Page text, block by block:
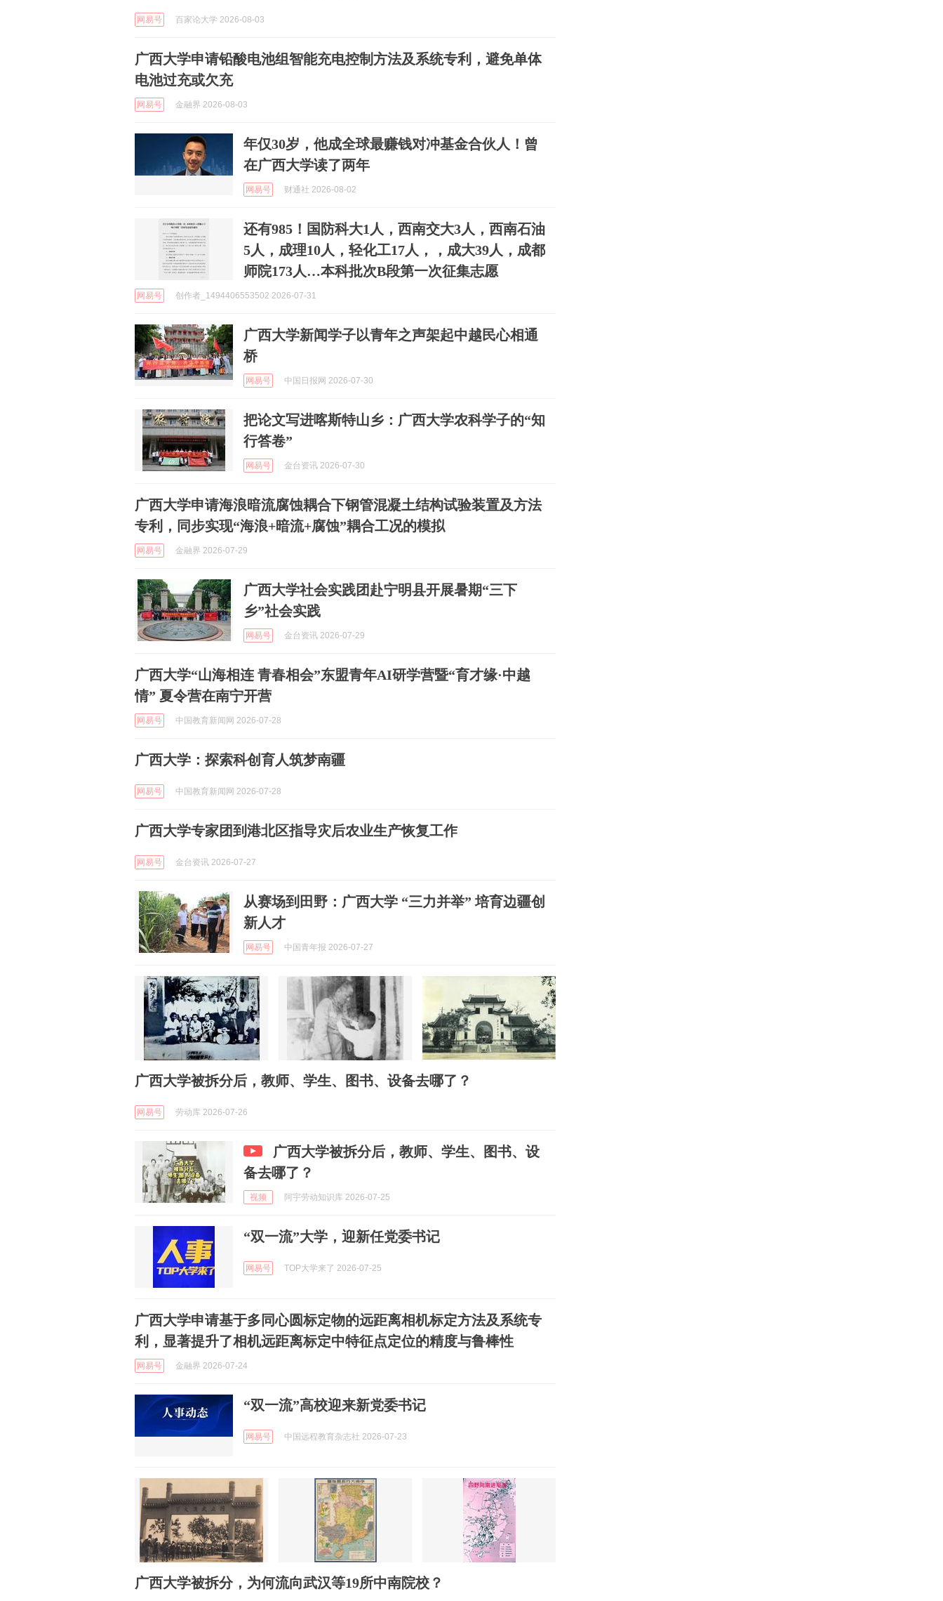
网易号 百家论大学 2026-08-03
广西大学申请铅酸电池组智能充电控制方法及系统专利，避免单体
电池过充或欠充
网易号 金融界 2026-08-03
年仅30岁，他成全球最赚钱对冲基金合伙人！曾
在广西大学读了两年
网易号 财通社 2026-08-02
还有985！国防科大1人，西南交大3人，西南石油
5人，成理10人，轻化工17人，，成大39人，成都
师院173人…本科批次B段第一次征集志愿
网易号 创作者_1494406553502 2026-07-31
广西大学新闻学子以青年之声架起中越民心相通
桥
网易号 中国日报网 2026-07-30
把论文写进喀斯特山乡：广西大学农科学子的“知
行答卷”
网易号 金台资讯 2026-07-30
广西大学申请海浪暗流腐蚀耦合下钢管混凝土结构试验装置及方法
专利，同步实现“海浪+暗流+腐蚀”耦合工况的模拟
网易号 金融界 2026-07-29
广西大学社会实践团赴宁明县开展暑期“三下
乡”社会实践
网易号 金台资讯 2026-07-29
广西大学“山海相连 青春相会”东盟青年AI研学营暨“育才缘·中越
情” 夏令营在南宁开营
网易号 中国教育新闻网 2026-07-28
广西大学：探索科创育人筑梦南疆
网易号 中国教育新闻网 2026-07-28
广西大学专家团到港北区指导灾后农业生产恢复工作
网易号 金台资讯 2026-07-27
从赛场到田野：广西大学 “三力并举” 培育边疆创
新人才
网易号 中国青年报 2026-07-27
广西大学被拆分后，教师、学生、图书、设备去哪了？
网易号 劳动库 2026-07-26
广西大学被拆分后，教师、学生、图书、设
备去哪了？
视频 阿宇劳动知识库 2026-07-25
“双一流”大学，迎新任党委书记
网易号 TOP大学来了 2026-07-25
广西大学申请基于多同心圆标定物的远距离相机标定方法及系统专
利，显著提升了相机远距离标定中特征点定位的精度与鲁棒性
网易号 金融界 2026-07-24
“双一流”高校迎来新党委书记
网易号 中国远程教育杂志社 2026-07-23
广西大学被拆分，为何流向武汉等19所中南院校？